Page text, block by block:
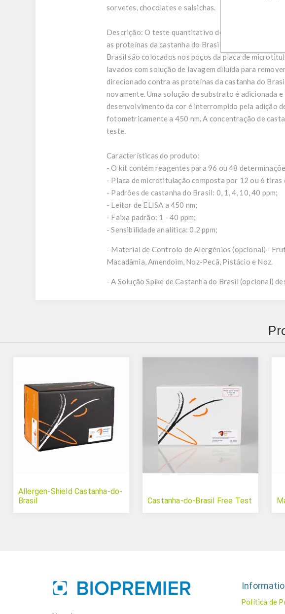
sorvetes, chocolates e salsichas.
Descrição: O teste quantitativo de castanha do
as proteínas da castanha do Brasil é ligado à
Brasil são colocados nos poços da placa de
lavados com solução de lavagem diluída para
direcionado contra as proteínas da castanha do
novamente. Uma solução de substrato é adicionada
desenvolvimento da cor é interrompido pela adição
fotometricamente a 450 nm. A concentração de
teste.
Características do produto:
- O kit contém reagentes para 96 ou 48
- Placa de microtitulação composta por 12 ou 6 tiras
- Padrões de castanha do Brasil: 0, 1, 4, 10, 40 ppm;
- Leitor de ELISA a 450 nm;
- Faixa padrão: 1 - 40 ppm;
- Sensibilidade analítica: 0.2 ppm;
- Material de Controlo de Alergénios (opcional)–
Macadâmia, Amendoim, Noz-Pecã, Pistácio e Noz.
- A Solução Spike de Castanha do Brasil (opcional)
Allergen-Shield Castanha-do-
Brasil
Castanha-do-Brasil Free Test
Política de